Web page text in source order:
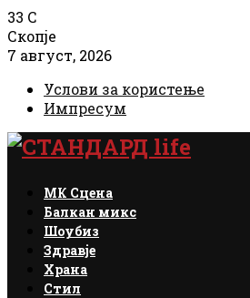
33 C
Скопје
7 август, 2026
Услови за користење
Импресум
Facebook
Instagram
Email
Rss
МК Сцена
Балкан микс
Шоубиз
Здравје
Храна
Стил